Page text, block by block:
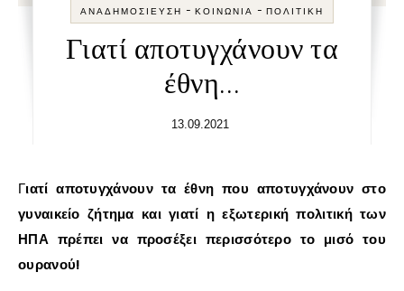
ΑΝΑΔΗΜΟΣΊΕΥΣΗ - ΚΟΙΝΩΝΊΑ - ΠΟΛΙΤΙΚΉ
Γιατί αποτυγχάνουν τα
έθνη…
13.09.2021
Γιατί αποτυγχάνουν τα έθνη που αποτυγχάνουν στο
γυναικείο ζήτημα και γιατί η εξωτερική πολιτική των
ΗΠΑ πρέπει να προσέξει περισσότερο το μισό του
ουρανού!